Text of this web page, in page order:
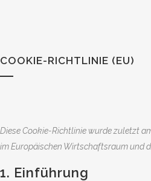
COOKIE-RICHTLINIE (EU)
Diese Cookie-Richtlinie wurde zuletzt
im Europäischen Wirtschaftsraum und
1. Einführung